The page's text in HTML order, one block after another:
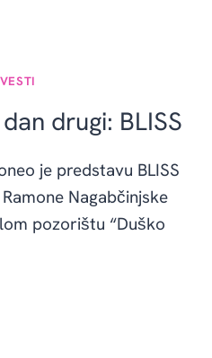
VESTI
drugi: BLISS
je predstavu BLISS
Nagabčinjske
pozorištu “Duško